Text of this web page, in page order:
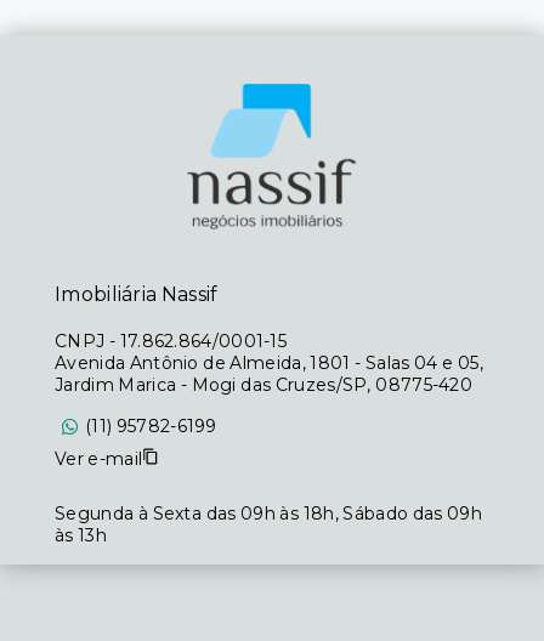
Imobiliária Nassif
CNPJ - 17.862.864/0001-15
Avenida Antônio de Almeida, 1801 - Salas 04 e 05,
Jardim Marica - Mogi das Cruzes/SP, 08775-420
(11) 95782-6199
Ver e-mail
Segunda à Sexta das 09h às 18h, Sábado das 09h
às 13h